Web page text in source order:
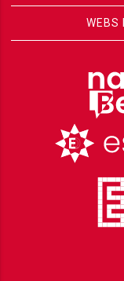
WEBS